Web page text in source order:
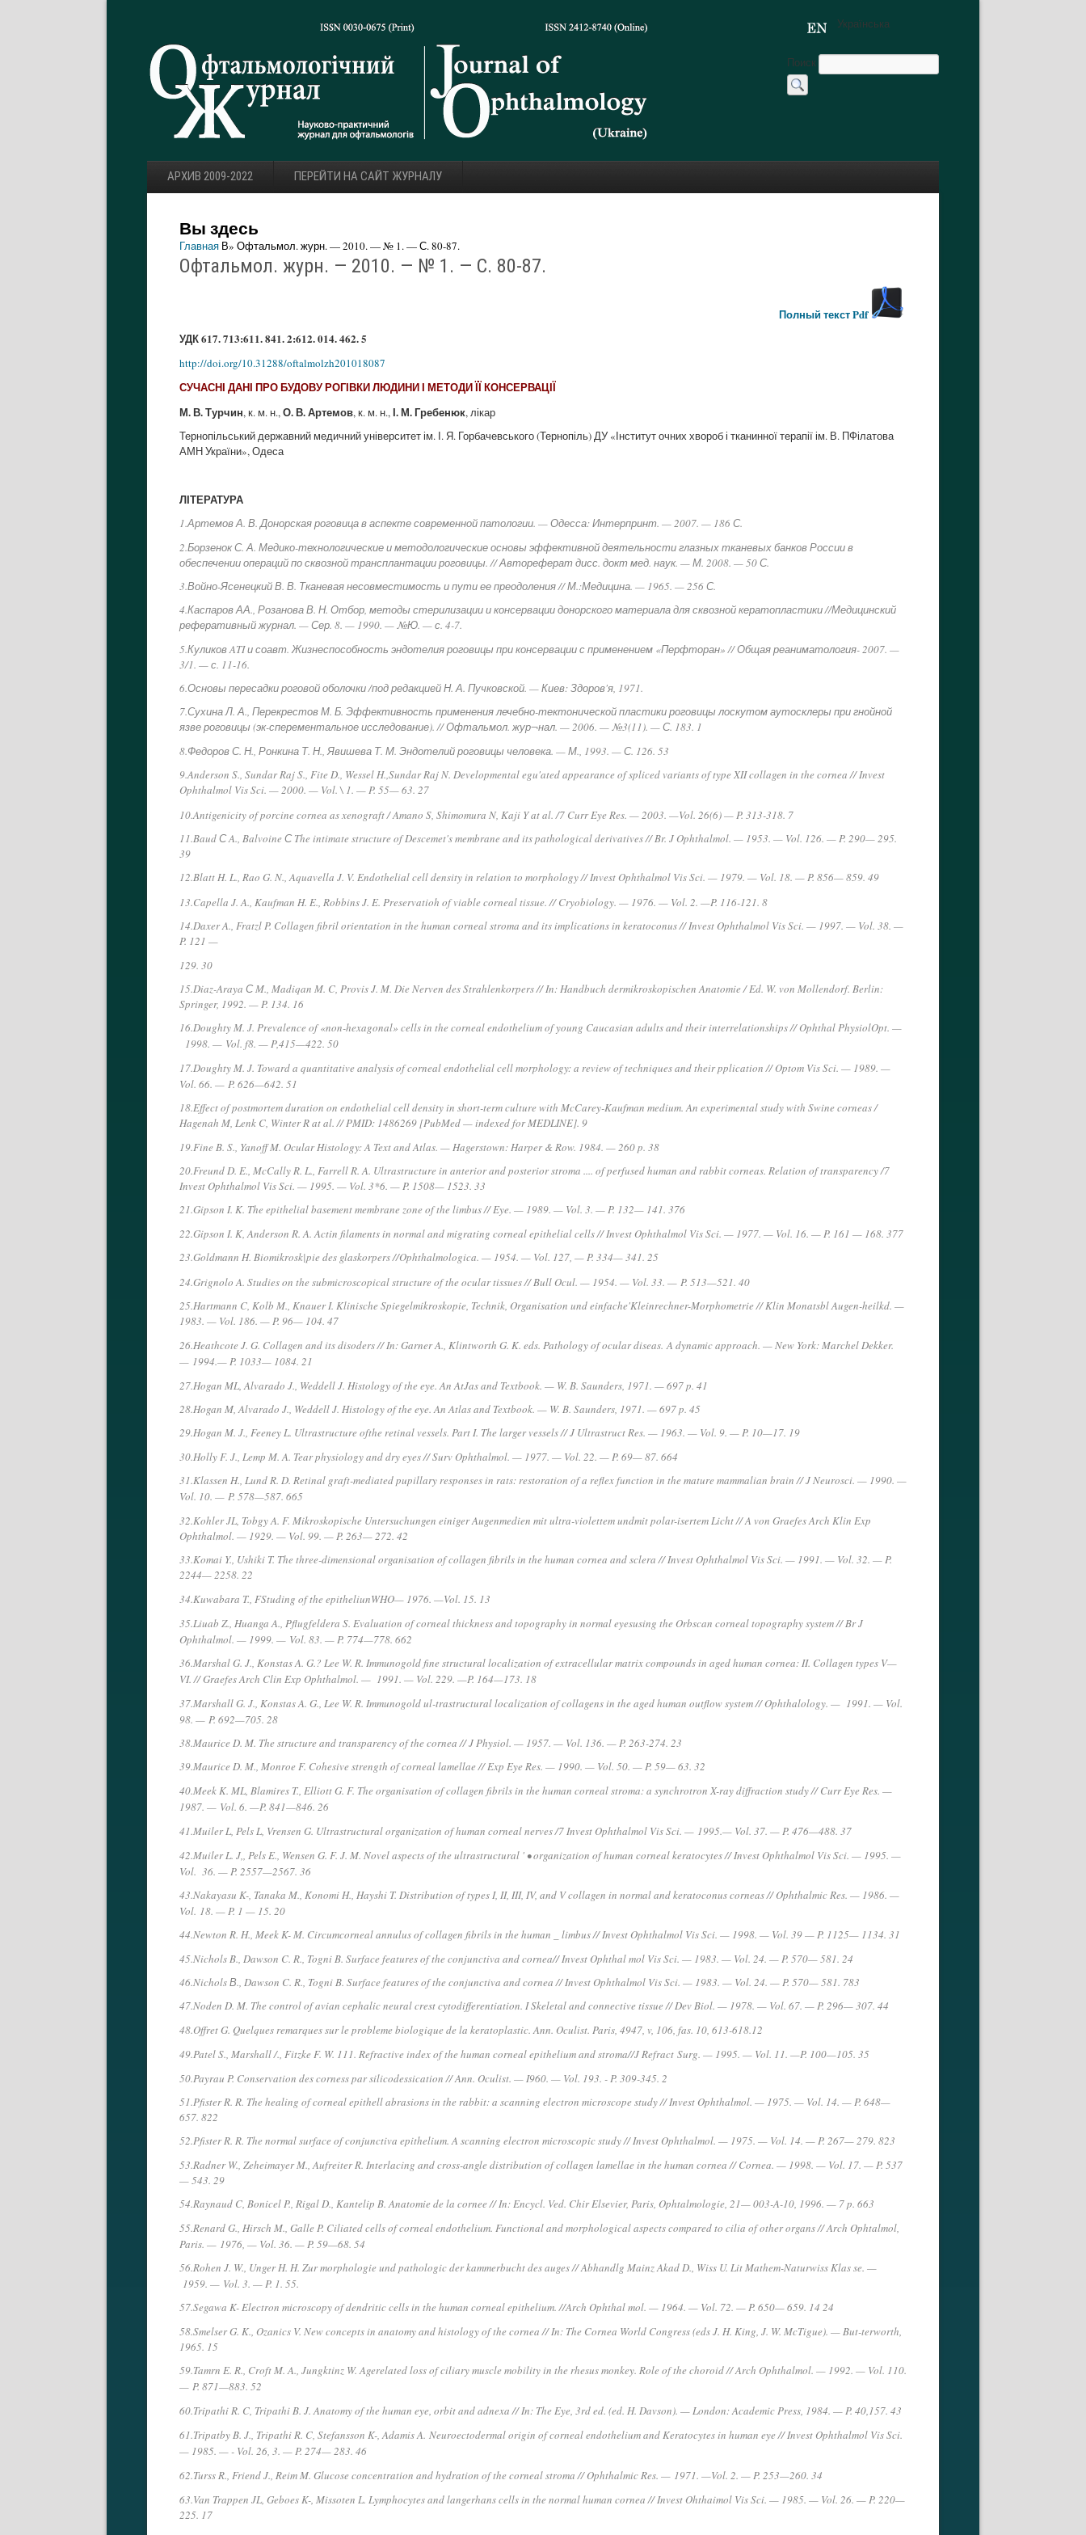
Українська
Поиск
АРХИВ 2009-2022 ПЕРЕЙТИ НА САЙТ ЖУРНАЛУ
Вы здесь
Главная В» Офтальмол. журн. — 2010. — № 1. — С. 80-87.
Офтальмол. журн. — 2010. — № 1. — С. 80-87.
Полный текст Pdf
УДК 617. 713:611. 841. 2:612. 014. 462. 5
http://doi.org/10.31288/oftalmolzh201018087
СУЧАСНІ ДАНІ ПРО БУДОВУ РОГІВКИ ЛЮДИНИ І МЕТОДИ ЇЇ КОНСЕРВАЦІЇ
М. В. Турчин, к. м. н., О. В. Артемов, к. м. н., І. М. Гребенюк, лікар
Тернопільський державний медичний університет ім. І. Я. Горбачевського (Тернопіль) ДУ «Інститут очних хвороб і тканинної терапії ім. В. ПФілатова
АМН України», Одеса
ЛІТЕРАТУРА
1.Артемов А. В. Донорская роговица в аспекте современной патологии. — Одесса: Интерпринт. — 2007. — 186 С.
2.Борзенок С. А. Медико-технологические и методологические основы эффективной деятельности глазных тканевых банков России в
обеспечении операций по сквозной трансплантации роговицы. // Автореферат дисс. докт мед. наук. — М. 2008. — 50 С.
3.Войно-Ясенецкий В. В. Тканевая несовместимость и пути ее преодоления // М.:Медицина. — 1965. — 256 С.
4.Каспаров АА., Розанова В. Н. Отбор, методы стерилизации и консервации донорского материала для сквозной кератопластики //Медицинский
реферативный журнал. — Сер. 8. — 1990. — №Ю. — с. 4-7.
5.Куликов ATI и соавт. Жизнеспособность эндотелия роговицы при консервации с применением «Перфторан» // Общая реаниматология- 2007. —
3/1. — с. 11-16.
6.Основы пересадки роговой оболочки /под редакцией Н. А. Пучковской. — Киев: Здоров'я, 1971.
7.Сухина Л. А., Перекрестов М. Б. Эффективность применения лечебно-тектонической пластики роговицы лоскутом аутосклеры при гнойной
язве роговицы (эк-сперементальное исследование). // Офтальмол. жур¬нал. — 2006. — №3(11). — С. 183. 1
8.Федоров С. Н., Ронкина Т. Н., Явишева Т. М. Эндотелий роговицы человека. — М., 1993. — С. 126. 53
9.Anderson S., Sundar Raj S., Fite D., Wessel H.,Sundar Raj N. Developmental egu'ated appearance of spliced variants of type XII collagen in the cornea // Invest
Ophthalmol Vis Sci. — 2000. — Vol. \ 1. — P. 55— 63. 27
10.Antigenicity of porcine cornea as xenograft / Amano S, Shimomura N, Kaji Y at al. /7 Curr Eye Res. — 2003. —Vol. 26(6) — P. 313-318. 7
11.Baud С A., Balvoine С The intimate structure of Descemet's membrane and its pathological derivatives // Br. J Ophthalmol. — 1953. — Vol. 126. — P. 290— 295.
39
12.Blatt H. L., Rao G. N., Aquavella J. V. Endothelial cell density in relation to morphology // Invest Ophthalmol Vis Sci. — 1979. — Vol. 18. — P. 856— 859. 49
13.Capella J. A., Kaufman H. E., Robbins J. E. Preservatioh of viable corneal tissue. // Cryobiology. — 1976. — Vol. 2. —P. 116-121. 8
14.Daxer A., Fratzl P. Collagen fibril orientation in the human corneal stroma and its implications in keratoconus // Invest Ophthalmol Vis Sci. — 1997. — Vol. 38. —
P. 121 —
129. 30
15.Diaz-Araya С M., Madiqan M. C, Provis J. M. Die Nerven des Strahlenkorpers // In: Handbuch dermikroskopischen Anatomie / Ed. W. von Mollendorf. Berlin:
Springer, 1992. — P. 134. 16
16.Doughty M. J. Prevalence of «non-hexagonal» cells in the corneal endothelium of young Caucasian adults and their interrelationships // Ophthal PhysiolOpt. —
1998. — Vol. f8. — P,415—422. 50
17.Doughty M. J. Toward a quantitative analysis of corneal endothelial cell morphology: a review of techniques and their pplication // Optom Vis Sci. — 1989. —
Vol. 66. — P. 626—642. 51
18.Effect of postmortem duration on endothelial cell density in short-term culture with McCarey-Kaufman medium. An experimental study with Swine corneas /
Hagenah M, Lenk C, Winter R at al. // PMID: 1486269 [PubMed — indexed for MEDLINE]. 9
19.Fine B. S., Yanoff M. Ocular Histology: A Text and Atlas. — Hagerstown: Harper & Row. 1984. — 260 p. 38
20.Freund D. E., McCally R. L., Farrell R. A. Ultrastructure in anterior and posterior stroma .... of perfused human and rabbit corneas. Relation of transparency /7
Invest Ophthalmol Vis Sci. — 1995. — Vol. 3*6. — P. 1508— 1523. 33
21.Gipson I. K. The epithelial basement membrane zone of the limbus // Eye. — 1989. — Vol. 3. — P. 132— 141. 376
22.Gipson I. K, Anderson R. A. Actin filaments in normal and migrating corneal epithelial cells // Invest Ophthalmol Vis Sci. — 1977. — Vol. 16. — P. 161 — 168. 377
23.Goldmann H. Biomikrosk|pie des glaskorpers //Ophthalmologica. — 1954. — Vol. 127, — P. 334— 341. 25
24.Grignolo A. Studies on the submicroscopical structure of the ocular tissues // Bull Ocul. — 1954. — Vol. 33. — P. 513—521. 40
25.Hartmann C, Kolb M., Knauer I. Klinische Spiegelmikroskopie, Technik, Organisation und einfache'Kleinrechner-Morphometrie // Klin Monatsbl Augen-heilkd. —
1983. — Vol. 186. — P. 96— 104. 47
26.Heathcote J. G. Collagen and its disoders // In: Garner A., Klintworth G. K. eds. Pathology of ocular diseas.A dynamic approach. — New York: Marchel Dekker.
— 1994.— P. 1033— 1084. 21
27.Hogan ML, Alvarado J., Weddell J. Histology of the eye. An AtJas and Textbook. — W. B. Saunders, 1971. — 697 p. 41
28.Hogan M, Alvarado J., Weddell J. Histology of the eye. An Atlas and Textbook. — W. B. Saunders, 1971. — 697 p. 45
29.Hogan M. J., Feeney L. Ultrastructure ofthe retinal vessels. Part I. The larger vessels // J Ultrastruct Res. — 1963. — Vol. 9. — P. 10—17. 19
30.Holly F. J., Lemp M. A. Tear physiology and dry eyes // Surv Ophthalmol. — 1977. — Vol. 22. — P. 69— 87. 664
31.Klassen H., Lund R. D. Retinal graft-mediated pupillary responses in rats: restoration of a reflex function in the mature mammalian brain // J Neurosci. — 1990. —
Vol. 10. — P. 578—587. 665
32.Kohler JL, Tobgy A. F. Mikroskopische Untersuchungen einiger Augenmedien mit ultra-violettem undmit polar-isertem Licht // A von Graefes Arch Klin Exp
Ophthalmol. — 1929. — Vol. 99. — P. 263— 272. 42
33.Komai Y., Ushiki T. The three-dimensional organisation of collagen fibrils in the human cornea and sclera // Invest Ophthalmol Vis Sci. — 1991. — Vol. 32. — P.
2244— 2258. 22
34.Kuwabara T., FStuding of the epitheliunWHO— 1976. —Vol. 15. 13
35.Liuab Z., Huanga A., Pflugfeldera S. Evaluation of corneal thickness and topography in normal eyesusing the Orbscan corneal topography system // Br J
Ophthalmol. — 1999. — Vol. 83. — P. 774—778. 662
36.Marshal G. J., Konstas A. G.? Lee W. R. Immunogold fine structural localization of extracellular matrix compounds in aged human cornea: II. Collagen types V—
VI. // Graefes Arch Clin Exp Ophthalmol. — 1991. — Vol. 229. —P. 164—173. 18
37.Marshall G. J., Konstas A. G., Lee W. R. Immunogold ul-trastructural localization of collagens in the aged human outflow system // Ophthalology. — 1991. — Vol.
98. — P. 692—705. 28
38.Maurice D. M. The structure and transparency of the cornea // J Physiol. — 1957. — Vol. 136. — P. 263-274. 23
39.Maurice D. M., Monroe F. Cohesive strength of corneal lamellae // Exp Eye Res. — 1990. — Vol. 50. — P. 59— 63. 32
40.Meek K. ML, Blamires T., Elliott G. F. The organisation of collagen fibrils in the human corneal stroma: a synchrotron X-ray diffraction study // Curr Eye Res. —
1987. — Vol. 6. —P. 841—846. 26
41.Muiler L, Pels L, Vrensen G. Ultrastructural organization of human corneal nerves /7 Invest Ophthalmol Vis Sci. — 1995.— Vol. 37. — P. 476—488. 37
42.Muiler L. J,, Pels E., Wensen G. F. J. M. Novel aspects of the ultrastructural ' • organization of human corneal keratocytes // Invest Ophthalmol Vis Sci. — 1995. —
Vol. 36. — P. 2557—2567. 36
43.Nakayasu K-, Tanaka M., Konomi H., Hayshi T. Distribution of types I, II, III, IV, and V collagen in normal and keratoconus corneas // Ophthalmic Res. — 1986. —
Vol. 18. — P. 1 — 15. 20
44.Newton R. H., Meek K- M. Circumcorneal annulus of collagen fibrils in the human _ limbus // Invest Ophthalmol Vis Sci. — 1998. — Vol. 39 — P. 1125— 1134. 31
45.Nichols B., Dawson C. R., Togni B. Surface features of the conjunctiva and cornea// Invest Ophthal mol Vis Sci. — 1983. — Vol. 24. — P. 570— 581. 24
46.Nichols В., Dawson C. R., Togni B. Surface features of the conjunctiva and cornea // Invest Ophthalmol Vis Sci. — 1983. — Vol. 24. — P. 570— 581. 783
47.Noden D. M. The control of avian cephalic neural crest cytodifferentiation. I Skeletal and connective tissue // Dev Biol. — 1978. — Vol. 67. — P. 296— 307. 44
48.Offret G. Quelques remarques sur le probleme biologique de la keratoplastic. Ann. Oculist. Paris, 4947, v, 106, fas. 10, 613-618.12
49.Patel S., Marshall /., Fitzke F. W. 111. Refractive index of the human corneal epithelium and stroma//J Refract Surg. — 1995. — Vol. 11. —P. 100—105. 35
50.Payrau P. Conservation des corness par silicodessication // Ann. Oculist. — I960. — Vol. 193. - P. 309-345. 2
51.Pfister R. R. The healing of corneal epithell abrasions in the rabbit: a scanning electron microscope study // Invest Ophthalmol. — 1975. — Vol. 14. — P. 648—
657. 822
52.Pfister R. R. The normal surface of conjunctiva epithelium. A scanning electron microscopic study // Invest Ophthalmol. — 1975. — Vol. 14. — P. 267— 279. 823
53.Radner W., Zeheimayer M., Aufreiter R. Interlacing and cross-angle distribution of collagen lamellae in the human cornea // Cornea. — 1998. — Vol. 17. — P. 537
— 543. 29
54.Raynaud C, Bonicel P., Rigal D., Kantelip B. Anatomie de la cornee // In: Encycl. Ved. Chir Elsevier, Paris, Ophtalmologie, 21— 003-A-10, 1996. — 7 p. 663
55.Renard G., Hirsch M., Galle P. Ciliated cells of corneal endothelium. Functional and morphological aspects compared to cilia of other organs // Arch Ophtalmol,
Paris. — 1976, — Vol. 36. — P. 59—68. 54
56.Rohen J. W., Unger H. H. Zur morphologie und pathologic der kammerbucht des auges // Abhandlg Mainz Akad D., Wiss U. Lit Mathem-Naturwiss Klas se. —
1959. — Vol. 3. — P. 1. 55.
57.Segawa K- Electron microscopy of dendritic cells in the human corneal epithelium. //Arch Ophthal mol. — 1964. — Vol. 72. — P. 650— 659. 14 24
58.Smelser G. K., Ozanics V. New concepts in anatomy and histology of the cornea // In: The Cornea World Congress (eds J. H. King, J. W. McTigue). — But-terworth,
1965. 15
59.Tamrn E. R., Croft M. A., Jungktinz W. Agerelated loss of ciliary muscle mobility in the rhesus monkey. Role of the choroid // Arch Ophthalmol. — 1992. — Vol. 110.
— P. 871—883. 52
60.Tripathi R. C, Tripathi B. J. Anatomy of the human eye, orbit and adnexa // In: The Eye, 3rd ed. (ed. H. Davson). — London: Academic Press, 1984. — P. 40,157. 43
61.Tripatby B. J., Tripathi R. C, Stefansson K-, Adamis A. Neuroectodermal origin of corneal endothelium and Keratocytes in human eye // Invest Ophthalmol Vis Sci.
— 1985. — - Vol. 26, 3. — P. 274— 283. 46
62.Turss R., Friend J., Reim M. Glucose concentration and hydration of the corneal stroma // Ophthalmic Res. — 1971. —Vol. 2. — P. 253—260. 34
63.Van Trappen JL, Geboes K-, Missoten L. Lymphocytes and langerhans cells in the normal human cornea // Invest Ohthaimol Vis Sci. — 1985. — Vol. 26. — P. 220—
225. 17